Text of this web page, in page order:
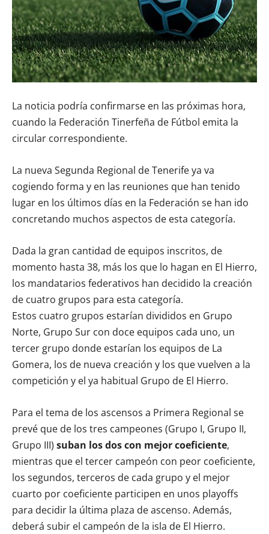
La noticia podría confirmarse en las próximas hora,
cuando la Federación Tinerfeña de Fútbol emita la
circular correspondiente.
La nueva Segunda Regional de Tenerife ya va
cogiendo forma y en las reuniones que han tenido
lugar en los últimos días en la Federación se han ido
concretando muchos aspectos de esta categoría.
Dada la gran cantidad de equipos inscritos, de
momento hasta 38, más los que lo hagan en El Hierro,
los mandatarios federativos han decidido la creación
de cuatro grupos para esta categoría.
Estos cuatro grupos estarían divididos en Grupo
Norte, Grupo Sur con doce equipos cada uno, un
tercer grupo donde estarían los equipos de La
Gomera, los de nueva creación y los que vuelven a la
competición y el ya habitual Grupo de El Hierro.
Para el tema de los ascensos a Primera Regional se
prevé que de los tres campeones (Grupo I, Grupo II,
Grupo III) suban los dos con mejor coeficiente,
mientras que el tercer campeón con peor coeficiente,
los segundos, terceros de cada grupo y el mejor
cuarto por coeficiente participen en unos playoffs
para decidir la última plaza de ascenso. Además,
deberá subir el campeón de la isla de El Hierro.